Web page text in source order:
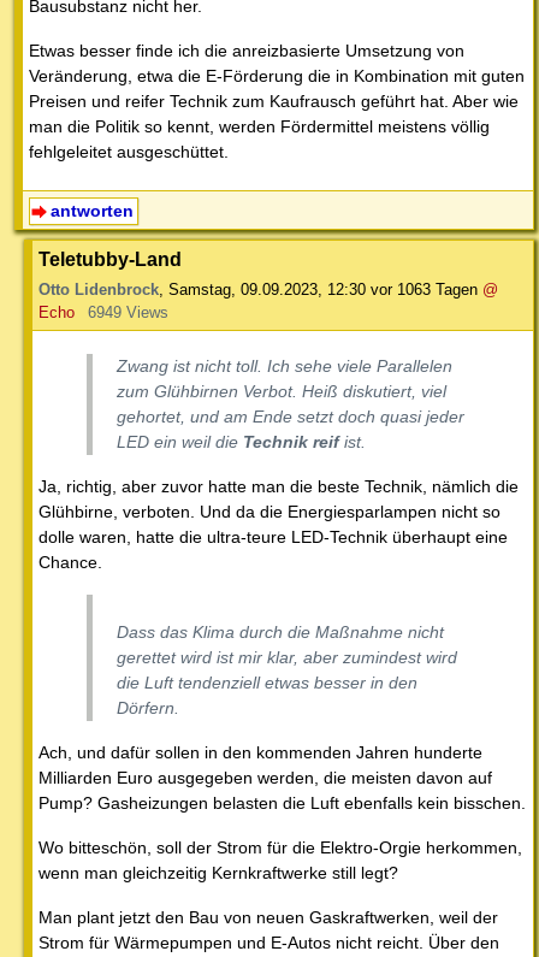
Bausubstanz nicht her.
Etwas besser finde ich die anreizbasierte Umsetzung von
Veränderung, etwa die E-Förderung die in Kombination mit guten
Preisen und reifer Technik zum Kaufrausch geführt hat. Aber wie
man die Politik so kennt, werden Fördermittel meistens völlig
fehlgeleitet ausgeschüttet.
antworten
Teletubby-Land
Otto Lidenbrock, Samstag, 09.09.2023, 12:30 vor 1063 Tagen @
Echo
6949 Views
Zwang ist nicht toll. Ich sehe viele Parallelen
zum Glühbirnen Verbot. Heiß diskutiert, viel
gehortet, und am Ende setzt doch quasi jeder
LED ein weil die Technik reifist.
Ja, richtig, aber zuvor hatte man die beste Technik, nämlich die
Glühbirne, verboten. Und da die Energiesparlampen nicht so
dolle waren, hatte die ultra-teure LED-Technik überhaupt eine
Chance.
Dass das Klima durch die Maßnahme nicht
gerettet wird ist mir klar, aber zumindest wird
die Luft tendenziell etwas besser in den
Dörfern.
Ach, und dafür sollen in den kommenden Jahren hunderte
Milliarden Euro ausgegeben werden, die meisten davon auf
Pump? Gasheizungen belasten die Luft ebenfalls kein bisschen.
Wo bitteschön, soll der Strom für die Elektro-Orgie herkommen,
wenn man gleichzeitig Kernkraftwerke still legt?
Man plant jetzt den Bau von neuen Gaskraftwerken, weil der
Strom für Wärmepumpen und E-Autos nicht reicht. Über den